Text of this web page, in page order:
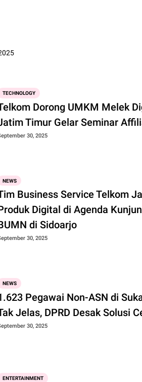
TECHNOLOGY
Dorong UMKM Melek
Timur Gelar Seminar
30, 2025
NEWS
Business Service Telkom
Digital di Agenda
di Sidoarjo
30, 2025
NEWS
Pegawai Non-ASN di
Jelas, DPRD Desak Solusi
30, 2025
ENTERTAINMENT